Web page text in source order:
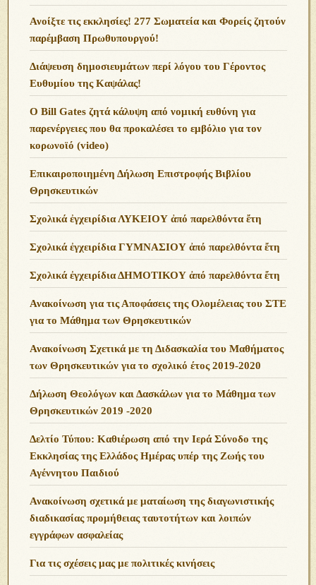
Ανoίξτε τις εκκλησίες! 277 Σωματεία και Φορείς ζητούν
παρέμβαση Πρωθυπουργού!
Διάψευση δημοσιευμάτων περί λόγου του Γέροντος
Ευθυμίου της Καψάλας!
O Bill Gates ζητά κάλυψη από νομική ευθύνη για
παρενέργειες που θα προκαλέσει το εμβόλιο για τον
κορωνοϊό (video)
Επικαιροποιημένη Δήλωση Επιστροφής Βιβλίου
Θρησκευτικών
Σχολικά ἐγχειρίδια ΛΥΚΕΙΟΥ ἀπό παρελθόντα ἔτη
Σχολικά ἐγχειρίδια ΓΥΜΝΑΣΙΟΥ ἀπό παρελθόντα ἔτη
Σχολικά ἐγχειρίδια ΔΗΜΟΤΙΚΟΥ ἀπό παρελθόντα ἔτη
Ανακοίνωση για τις Αποφάσεις της Ολομέλειας του ΣΤΕ
για το Μάθημα των Θρησκευτικών
Ανακοίνωση Σχετικά με τη Διδασκαλία του Μαθήματος
των Θρησκευτικών για το σχολικό έτος 2019-2020
Δήλωση Θεολόγων και Δασκάλων για το Μάθημα των
Θρησκευτικών 2019 -2020
Δελτίο Τύπου: Καθιέρωση από την Ιερά Σύνοδο της
Εκκλησίας της Ελλάδος Ημέρας υπέρ της Ζωής του
Αγέννητου Παιδιού
Ανακοίνωση σχετικά με ματαίωση της διαγωνιστικής
διαδικασίας προμήθειας ταυτοτήτων και λοιπών
εγγράφων ασφαλείας
Για τις σχέσεις μας με πολιτικές κινήσεις